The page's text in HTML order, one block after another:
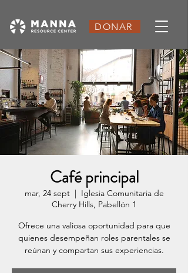
DONAR
Café principal
mar, 24 sept
  |
Iglesia Comunitaria de
Cherry Hills, Pabellón 1
Ofrece una valiosa oportunidad para que
quienes desempeñan roles parentales se
reúnan y compartan sus experiencias.